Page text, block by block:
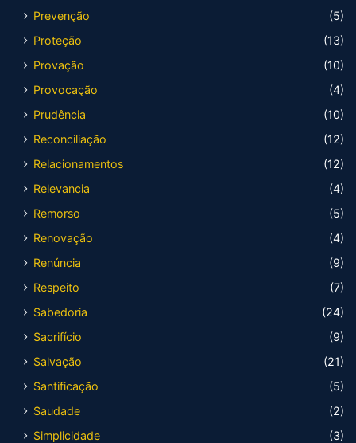
Prevenção
(5)
Proteção
(13)
Provação
(10)
Provocação
(4)
Prudência
(10)
Reconciliação
(12)
Relacionamentos
(12)
Relevancia
(4)
Remorso
(5)
Renovação
(4)
Renúncia
(9)
Respeito
(7)
Sabedoria
(24)
Sacrifício
(9)
Salvação
(21)
Santificação
(5)
Saudade
(2)
Simplicidade
(3)